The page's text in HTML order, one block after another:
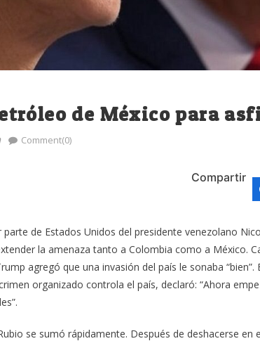
de México para
Comment(0)
Compartir
de Estados Unidos del presidente venezolano
la amenaza tanto a Colombia como a México.
agregó que una invasión del país le sonaba
organizado controla el país, declaró: “Ahora
se sumó rápidamente. Después de deshacerse en